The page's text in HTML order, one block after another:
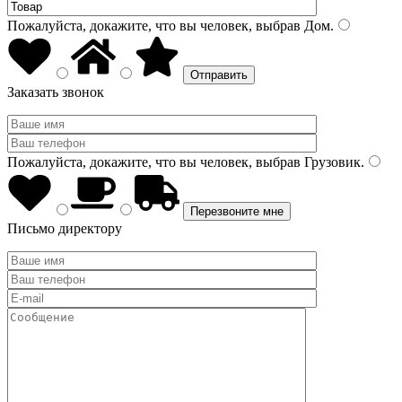
Пожалуйста, докажите, что вы человек, выбрав Дом.
Заказать звонок
Пожалуйста, докажите, что вы человек, выбрав Грузовик.
Письмо директору